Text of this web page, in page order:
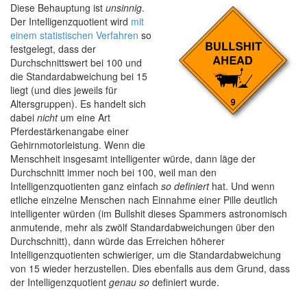
Diese Behauptung ist unsinnig.
Der Intelligenzquotient wird mit
einem statistischen Verfahren so
festgelegt, dass der
Durchschnittswert bei 100 und
die Standardabweichung bei 15
liegt (und dies jeweils für
Altersgruppen). Es handelt sich
dabei nichtum eine Art
Pferdestärkenangabe einer
Gehirnmotorleistung. Wenn die
Menschheit insgesamt intelligenter würde, dann läge der
Durchschnitt immer noch bei 100, weil man den
Intelligenzquotienten ganz einfach so definierthat. Und wenn
etliche einzelne Menschen nach Einnahme einer Pille deutlich
intelligenter würden (im Bullshit dieses Spammers astronomisch
anmutende, mehr als zwölf Standardabweichungen über den
Durchschnitt), dann würde das Erreichen höherer
Intelligenzquotienten schwieriger, um die Standardabweichung
von 15 wieder herzustellen. Dies ebenfalls aus dem Grund, dass
der Intelligenzquotient genau so definiert wurde.